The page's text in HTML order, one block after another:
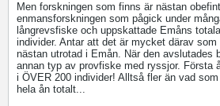
Men forskningen som finns är nästan
enmansforskningen som pågick under
långrevsfiske och uppskattade Emåns
individer. Antar att det är mycket därav
nästan utrotad i Emån. När den avslutades
annan typ av provfiske med ryssjor. Första
i ÖVER 200 individer! Alltså fler än vad
hela ån totalt...